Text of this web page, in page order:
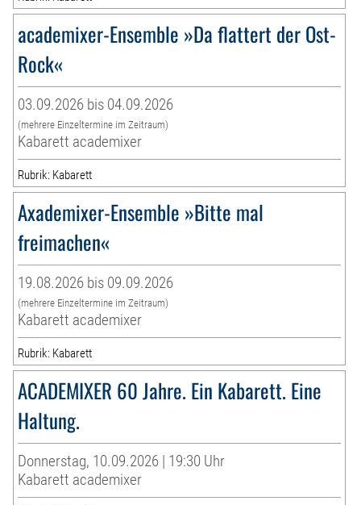
academixer-Ensemble »Da flattert der Ost-
Rock«
03.09.2026 bis 04.09.2026
(mehrere Einzeltermine im Zeitraum)
Kabarett academixer
Rubrik: Kabarett
Axademixer-Ensemble »Bitte mal
freimachen«
19.08.2026 bis 09.09.2026
(mehrere Einzeltermine im Zeitraum)
Kabarett academixer
Rubrik: Kabarett
ACADEMIXER 60 Jahre. Ein Kabarett. Eine
Haltung.
Donnerstag, 10.09.2026 | 19:30 Uhr
Kabarett academixer